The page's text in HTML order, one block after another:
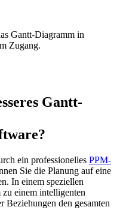
Gantt-Diagramm in
Zugang.
Gantt-
ein professionelles PPM-
Sie die Planung auf eine
In einem speziellen
einem intelligenten
Beziehungen den gesamten